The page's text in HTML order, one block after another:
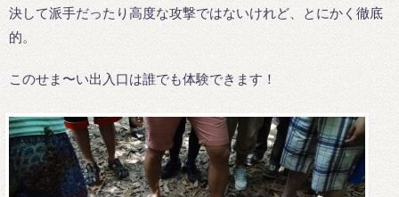
決して派手だったり高度な攻撃ではないけれど、とにかく徹底
的。
このせま〜い出入口は誰でも体験できます！